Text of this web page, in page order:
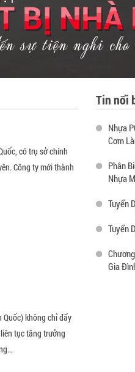
có trụ sở chính
Công ty mới thành
Quốc) không chỉ đẩy
tục tăng trưởng
Tin nổi
Nhựa
Cơm
Phân
Nhựa
Tuyển
Tuyển
Gia